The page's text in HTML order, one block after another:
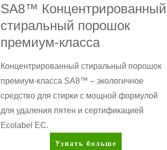
SA8™ Концентрированный
стиральный порошок
премиум-класса
Концентрированный стиральный порошок
премиум-класса SA8™ – экологичное
средство для стирки с мощной формулой
для удаления пятен и сертификацией
Ecolabel ЕС.
SA8™
Узнать больше